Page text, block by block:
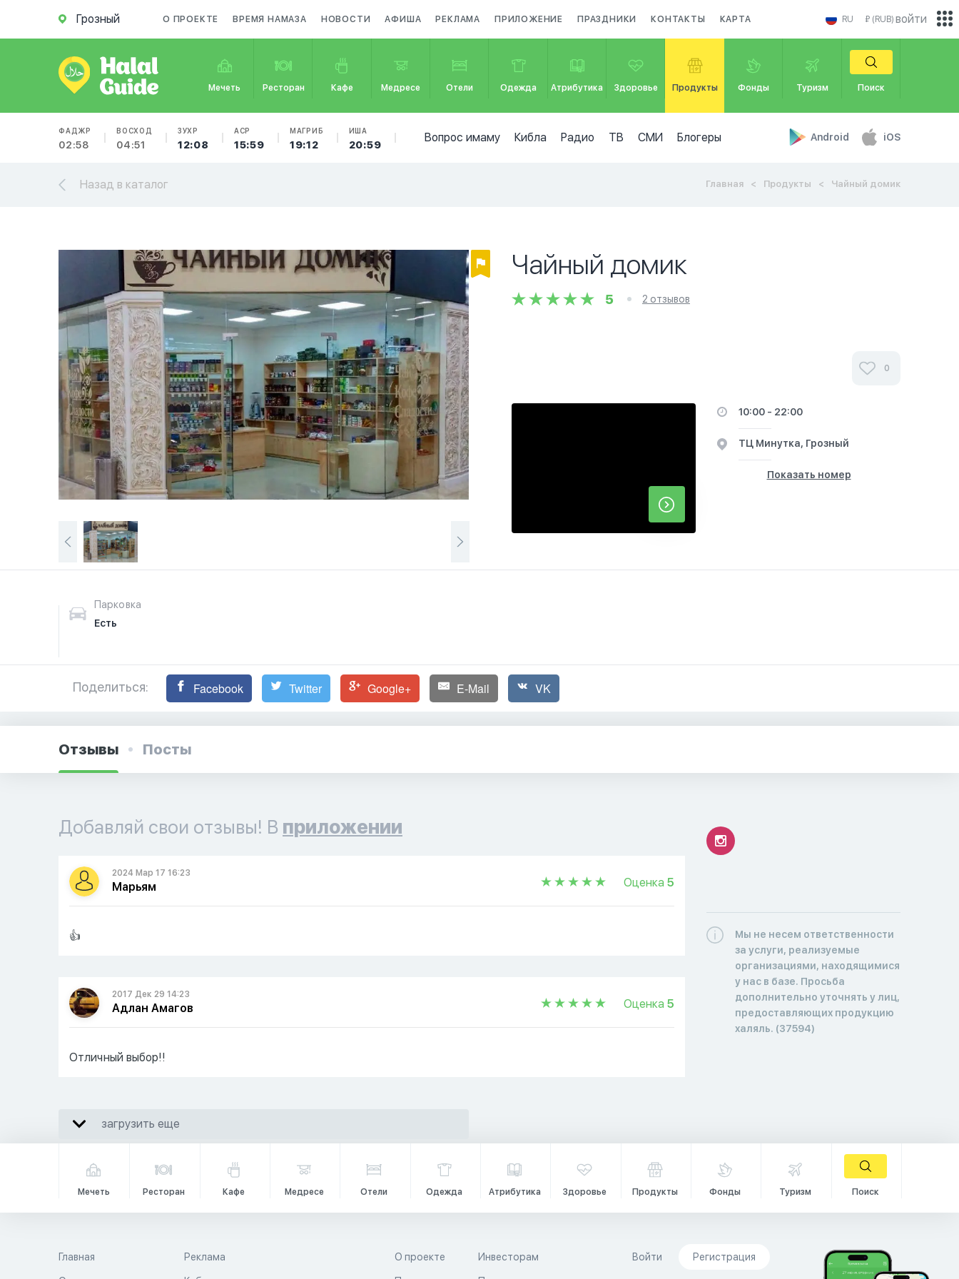
Грозный О ПРОЕКТЕ ВРЕМЯ НАМАЗА НОВОСТИ АФИША РЕКЛАМА ПРИЛОЖЕНИЕ ПРАЗДНИКИ КОНТАКТЫ КАРТА RU ₽ (RUB)
Мечеть Ресторан Кафе Медресе Отели Одежда Атрибутика Здоровье Продукты Фонды Туризм Поиск
ФАДЖР
02:58
ВОСХОД
04:51
ЗУХР
12:08
АСР
15:59
МАГРИБ
19:12
ИША
20:59
Вопрос имаму Кибла Радио ТВ СМИ Блогеры Android iOS
войти
Назад в каталог Главная Продукты Чайный домик
Чайный домик
5 2 отзывов
0
10:00 - 22:00
ТЦ Минутка, Грозный
Показать номер
Парковка
Есть
Поделиться: Facebook Twitter Google+ E-Mail VK
Отзывы Посты
Добавляй свои отзывы! В приложении
2024 Мар 17 16:23
Марьям Оценка 5
👍
2017 Дек 29 14:23
Адлан Амагов Оценка 5
Отличный выбор!!
загрузить еще
Мы не несем ответственности
за услуги, реализуемые
организациями, находящимися
у нас в базе. Просьба
дополнительно уточнять у лиц,
предоставляющих продукцию
халяль. (37594)
Мечеть Ресторан Кафе Медресе Отели Одежда Атрибутика Здоровье Продукты Фонды Туризм Поиск
Главная Реклама О проекте Инвесторам Войти Регистрация